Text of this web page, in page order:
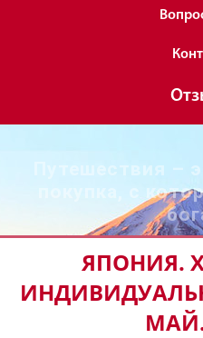
Путешествия –
покупка, с
ЯПОНИЯ.